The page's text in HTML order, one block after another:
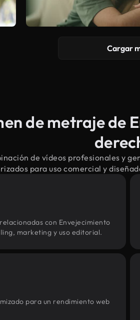
Cargar
de metraje de
de vídeos profesionales y
para uso comercial y
con Envejecimiento
marketing y uso editorial.
para un rendimiento web